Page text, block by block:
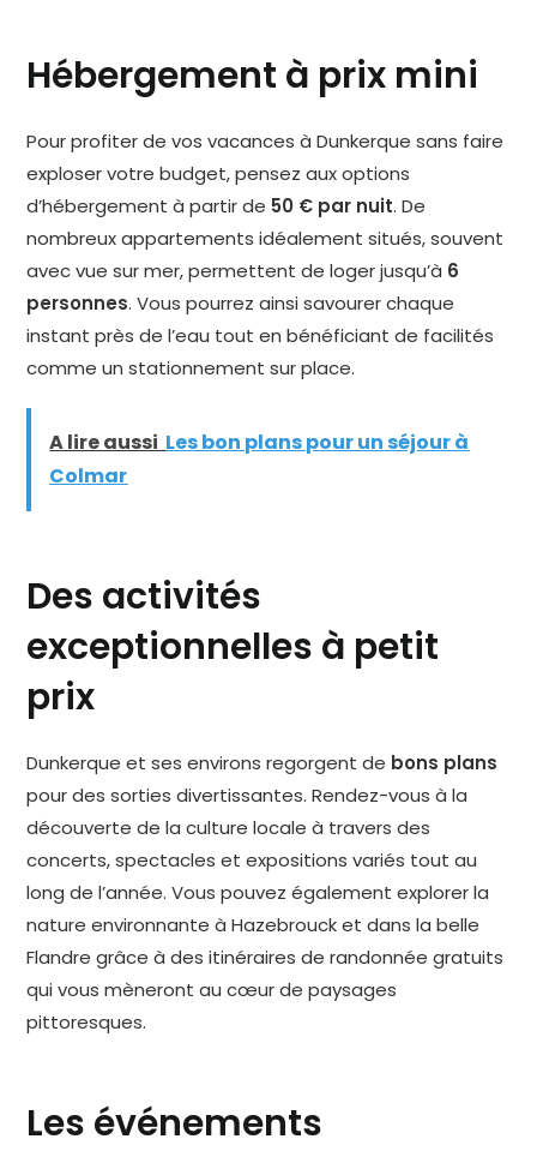
Hébergement à prix mini
Pour profiter de vos vacances à Dunkerque sans faire
exploser votre budget, pensez aux options
d’hébergement à partir de 50 € par nuit. De
nombreux appartements idéalement situés, souvent
avec vue sur mer, permettent de loger jusqu’à 6
personnes. Vous pourrez ainsi savourer chaque
instant près de l’eau tout en bénéficiant de facilités
comme un stationnement sur place.
A lire aussi Les bon plans pour un séjour à
Colmar
Des activités
exceptionnelles à petit
prix
Dunkerque et ses environs regorgent de bons plans
pour des sorties divertissantes. Rendez-vous à la
découverte de la culture locale à travers des
concerts, spectacles et expositions variés tout au
long de l’année. Vous pouvez également explorer la
nature environnante à Hazebrouck et dans la belle
Flandre grâce à des itinéraires de randonnée gratuits
qui vous mèneront au cœur de paysages
pittoresques.
Les événements